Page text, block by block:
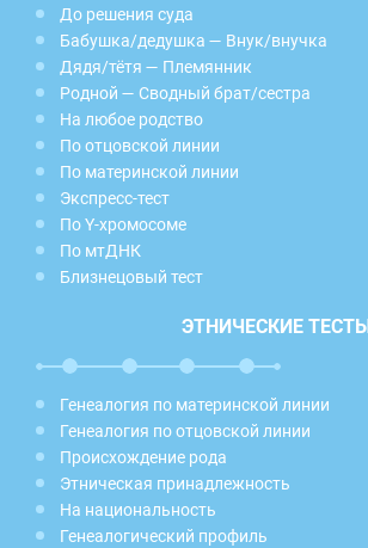
До решения суда
Бабушка/дедушка — Внук/внучка
Дядя/тётя — Племянник
Родной — Сводный брат/сестра
На любое родство
По отцовской линии
По материнской линии
Экспресс-тест
По Y-хромосоме
По мтДНК
Близнецовый тест
ЭТНИЧЕСКИЕ ТЕСТЫ
Генеалогия по материнской линии
Генеалогия по отцовской линии
Происхождение рода
Этническая принадлежность
На национальность
Генеалогический профиль